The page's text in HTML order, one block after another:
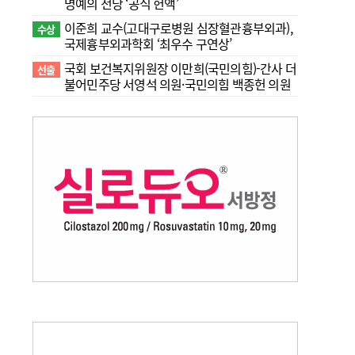
수상
이준희 교수(고대구로병원 심장혈관흉부외과),
국제흉부외과학회 ‘최우수 구연상’
선출 국회 보건복지위원장 이만희(국민의힘)-간사 더
불어민주당 서영석 의원·국민의힘 백종헌 의원